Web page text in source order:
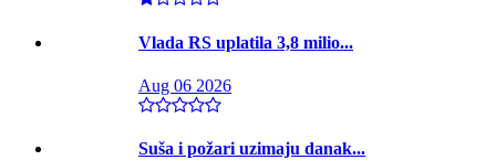
Vlada RS uplatila 3,8 milio...
Aug 06 2026
Suša i požari uzimaju danak...